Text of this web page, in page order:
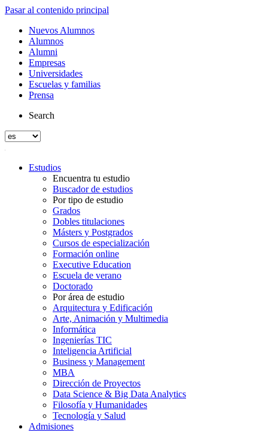
Pasar al contenido principal
Nuevos Alumnos
Alumnos
Alumni
Empresas
Universidades
Escuelas y familias
Prensa
Search
Estudios
Encuentra tu estudio
Buscador de estudios
Por tipo de estudio
Grados
Dobles titulaciones
Másters y Postgrados
Cursos de especialización
Formación online
Executive Education
Escuela de verano
Doctorado
Por área de estudio
Arquitectura y Edificación
Arte, Animación y Multimedia
Informática
Ingenierías TIC
Inteligencia Artificial
Business y Management
MBA
Dirección de Proyectos
Data Science & Big Data Analytics
Filosofía y Humanidades
Tecnología y Salud
Admisiones